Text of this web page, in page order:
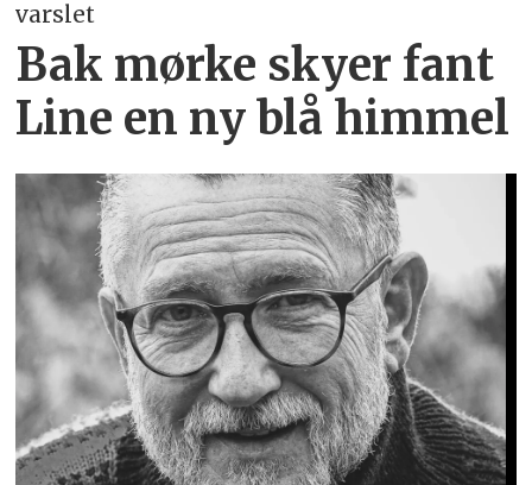
varslet
Bak mørke skyer fant
Line en ny blå himmel